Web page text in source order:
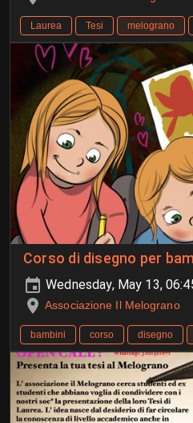
Laurea Tesi melograno
Corso di disegno per
Wednesday, May 13,
Associazione Il Melograno
bambini corso disegno